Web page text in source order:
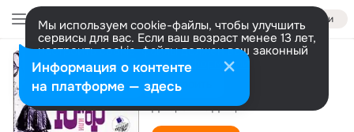
Войти
Мы используем cookie-файлы, чтобы улучшить
сервисы для вас. Если ваш возраст менее 13 лет,
настроить cookie-файлы должен ваш законный
представитель. Больше информации
Разрешить все Настроить
Джером К. Джером
Информация о контенте
на платформе — здесь